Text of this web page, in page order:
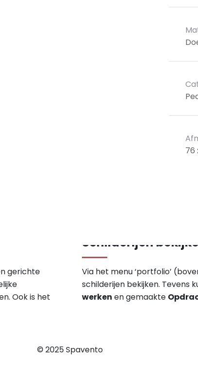
76
gerichte
Ook is het
Schilderijen
Via het menu ‘portfolio’
schilderijen bekijken. Tevens
werken en gemaakte
© 2025 Spavento